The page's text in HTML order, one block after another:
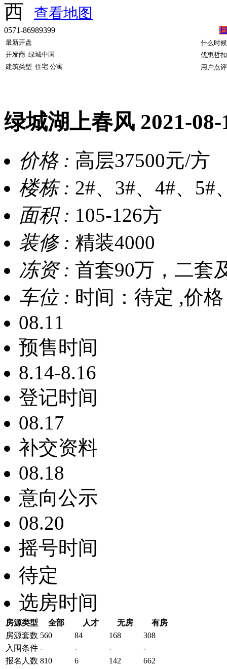
西
查看地图
0571-86989399
最新开盘
什么时
开发商 绿城中国
优惠哲扣
建筑类型 住宅 公寓 用户点评
绿城湖上春风 2021-
价格 : 高层37500元/方
楼栋 : 2#、3#、4#、5#
面积 : 105-126方
装修 : 精装4000
冻资 : 首套90万，二套
车位 : 时间：待定 ,价
08.11
预售时间
8.14-8.16
登记时间
08.17
补交资料
08.18
意向公示
08.20
摇号时间
待定
选房时间
房源类型 全部 人才 无房
有房
房源套数 560 84 168
308
入围条件 - - -
-
报名 人数 810 6 142 662